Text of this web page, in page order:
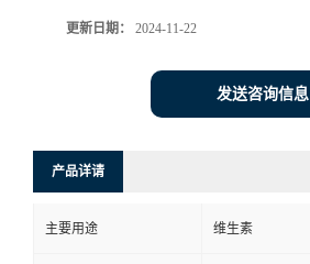
更新日期： 2024-11-22
发送咨询信息
产品详请
主要用途 维生素